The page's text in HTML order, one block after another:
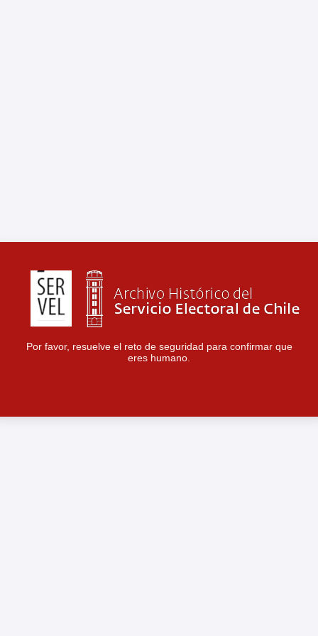
Por favor, resuelve el reto de seguridad para confirmar que
eres humano.